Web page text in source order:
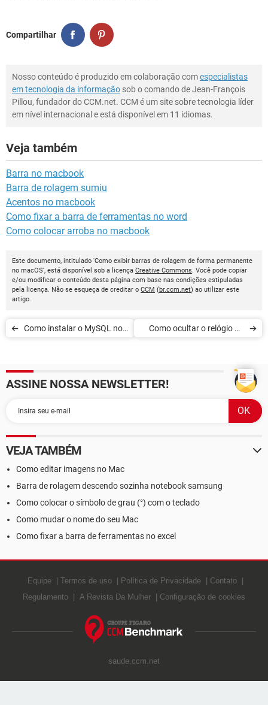
Compartilhar
Nosso conteúdo é produzido em colaboração comespecialistas
em tecnologia da informação sob o comando de Jean-François
Pillou, fundador do CCM.net. CCM é um site sobre tecnologia líder
em nível internacional e está disponível em 11 idiomas.
Veja também
Barra no macbook
Barra de rolagem sumiu
Acentos no macbook
Como fixar a barra de ferramentas no word
Como colocar arroba no macbook
Este documento, intitulado 'Como exibir barras de rolagem de forma permanente
no macOS', está disponível sob a licença Creative Commons. Você pode copiar
e/ou modificar o conteúdo desta página com base nas condições estipuladas
pela licença. Não se esqueça de creditar o CCM (br.ccm.net) ao utilizar este
artigo.
Como instalar o MySQL no
Como ocultar o relógio na
X
ASSINE NOSSA NEWSLETTER!
VEJA TAMBÉM
Como editar imagens no Mac
Barra de rolagem descendo sozinha notebook samsung
Como colocar o símbolo de grau (°) com o teclado
Como mudar o nome do seu Mac
Como fixar a barra de ferramentas no excel
Equipe Termos de uso Política de Privacidade
Contato
Regulamento
A Revista Da Mulher Configuração de cookies
saude.ccm.net